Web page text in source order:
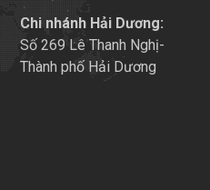
Chi nhánh Hải Dương:
Số 269 Lê Thanh Nghị-
Thành phố Hải Dương